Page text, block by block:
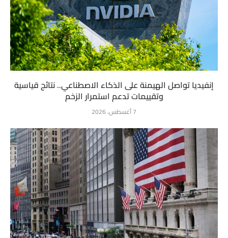
إنفيديا تواصل الهيمنة على الذكاء الاصطناعي.. نتائج قياسية
وتقييمات تدعم استمرار الزخم
7 أغسطس، 2026